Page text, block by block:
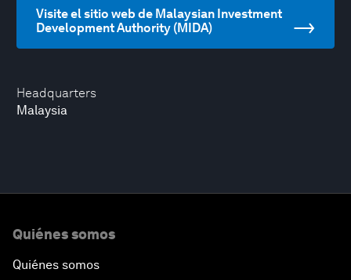
Headquarters
Malaysia
Visite el sitio web de Malaysian Investment
Development Authority (MIDA)
Quiénes somos
Quiénes somos